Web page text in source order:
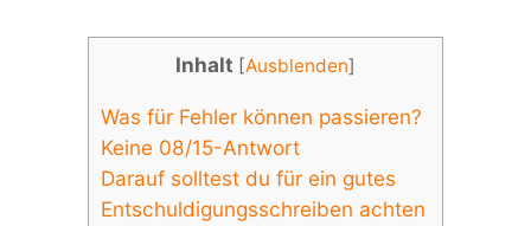
Inhalt [Ausblenden]
Was für Fehler können passieren?
Keine 08/15-Antwort
Darauf solltest du für ein gutes
Entschuldigungsschreiben achten